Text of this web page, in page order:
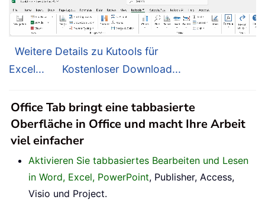
Weitere Details zu Kutools für
Excel...
Kostenloser Download...
Office Tab bringt eine tabbasierte
Oberfläche in Office und macht Ihre Arbeit
viel einfacher
Aktivieren Sie tabbasiertes Bearbeiten und Lesen
in Word, Excel, PowerPoint, Publisher, Access,
Visio und Project.